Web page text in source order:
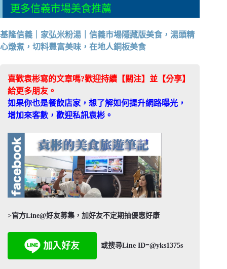
更多信義市場美食推薦
基隆信義｜家弘米粉湯｜信義市場隱藏版美食，湯頭精
心燉煮，切料豐富美味，在地人銅板美食
喜歡袁彬寫的文章嗎?歡迎持續【關注】並【分享】
給更多朋友。
如果你也是餐飲店家，想了解如何提升網路曝光，
增加來客數，歡迎私訊袁彬。
>官方Line@好友募集，加好友不定期抽優惠好康
或搜尋Line ID=@yks1375s